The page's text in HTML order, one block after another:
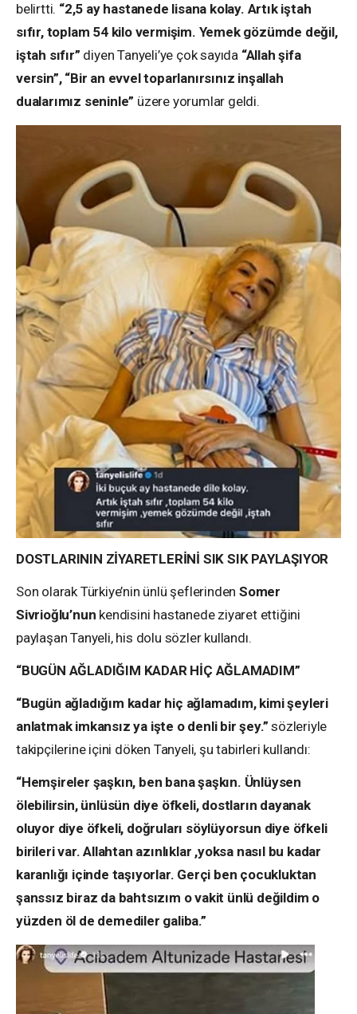
belirtti. “2,5 ay hastanede lisana kolay. Artık iştah
sıfır, toplam 54 kilo vermişim. Yemek gözümde değil,
iştah sıfır” diyen Tanyeli’ye çok sayıda “Allah şifa
versin”, “Bir an evvel toparlanırsınız inşallah
dualarımız seninle” üzere yorumlar geldi.
DOSTLARININ ZİYARETLERİNİ SIK SIK PAYLAŞIYOR
Son olarak Türkiye’nin ünlü şeflerinden Somer
Sivrioğlu’nun kendisini hastanede ziyaret ettiğini
paylaşan Tanyeli, his dolu sözler kullandı.
“BUGÜN AĞLADIĞIM KADAR HİÇ AĞLAMADIM”
“Bugün ağladığım kadar hiç ağlamadım, kimi şeyleri
anlatmak imkansız ya işte o denli bir şey.”sözleriyle
takipçilerine içini döken Tanyeli, şu tabirleri kullandı:
“Hemşireler şaşkın, ben bana şaşkın. Ünlüysen
ölebilirsin, ünlüsün diye öfkeli, dostların dayanak
oluyor diye öfkeli, doğruları söylüyorsun diye öfkeli
birileri var. Allahtan azınlıklar ,yoksa nasıl bu kadar
karanlığı içinde taşıyorlar. Gerçi ben çocukluktan
şanssız biraz da bahtsızım o vakit ünlü değildim o
yüzden öl de demediler galiba.”